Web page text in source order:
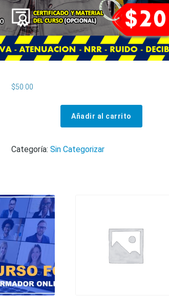
$50.00
Añadir al carrito
Categoría:Sin Categorizar